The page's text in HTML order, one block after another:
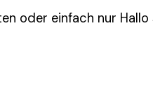
oder einfach nur Hallo